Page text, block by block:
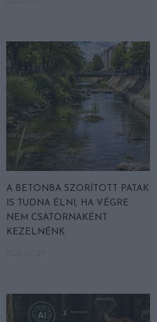
A BETONBA SZORÍTOTT PATAK
IS TUDNA ÉLNI, HA VÉGRE
NEM CSATORNAKÉNT
KEZELNÉNK